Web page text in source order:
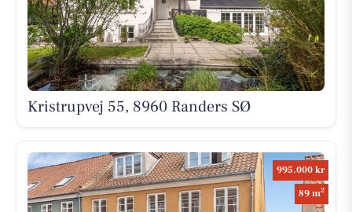
Kristrupvej 55, 8960 Randers SØ
995.000 kr
89 m2